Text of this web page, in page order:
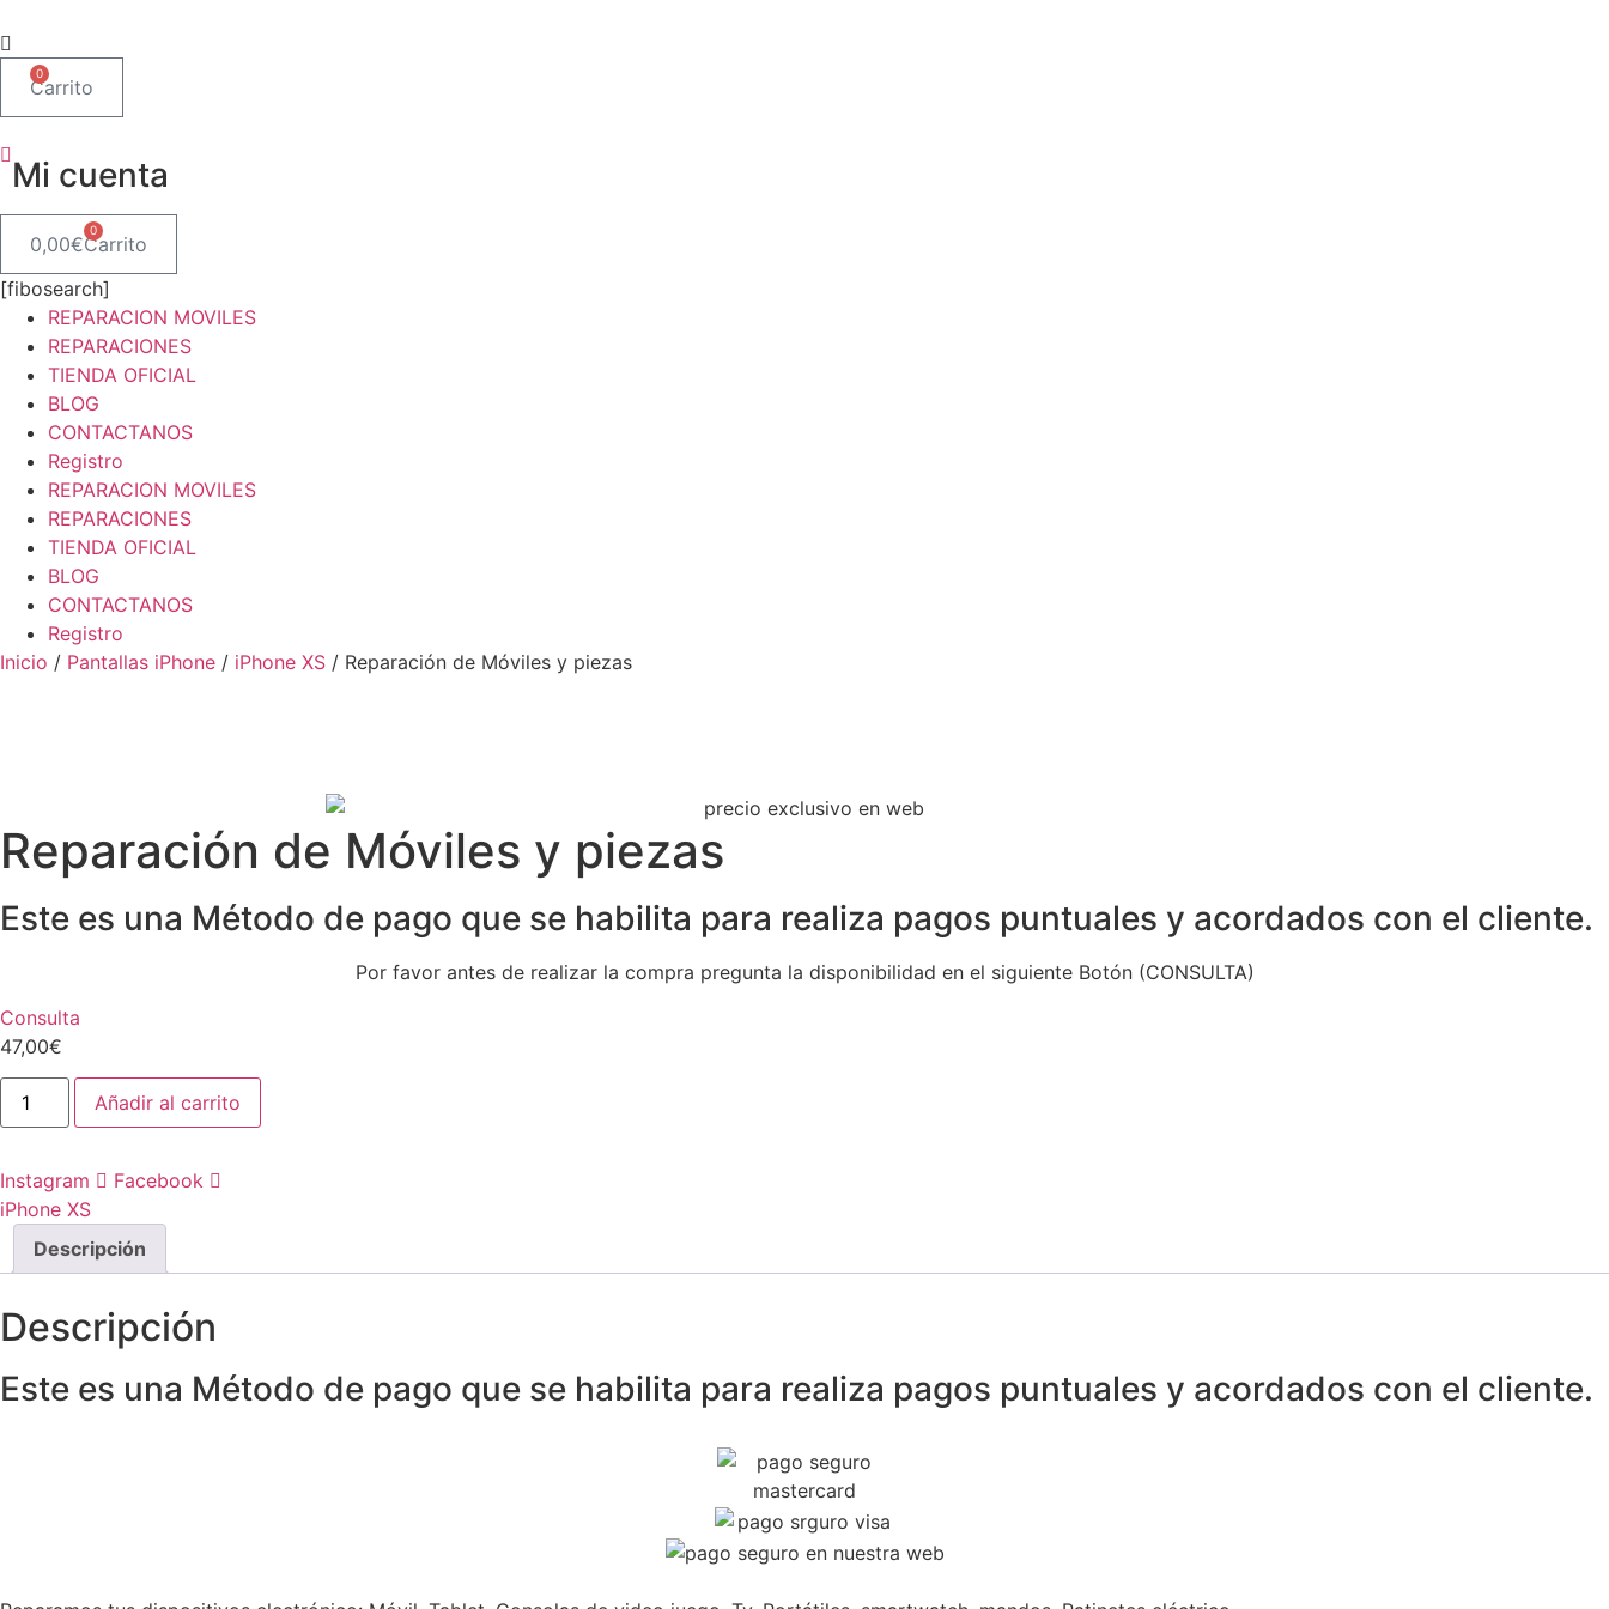
al
contenido
0
Carrito
Mi cuenta
0,00€
0
Carrito
[fibosearch]
REPARACION MOVILES
REPARACIONES
TIENDA OFICIAL
BLOG
CONTACTANOS
Registro
REPARACION MOVILES
REPARACIONES
TIENDA OFICIAL
BLOG
CONTACTANOS
Registro
Inicio / Pantallas iPhone / iPhone XS / Reparación de Móviles y piezas
Reparación de Móviles y piezas
Este es una Método de pago que se habilita para realiza pagos puntuales y acordados con el cliente.
Por favor antes de realizar la compra pregunta la disponibilidad en el siguiente Botón (CONSULTA)
Consulta
47,00€
Reparación
Móviles
cantidad
Añadir al carrito
Instagram
Facebook
iPhone XS
Descripción
Descripción
Este es una Método de pago que se habilita para realiza pagos puntuales y acordados con el cliente.